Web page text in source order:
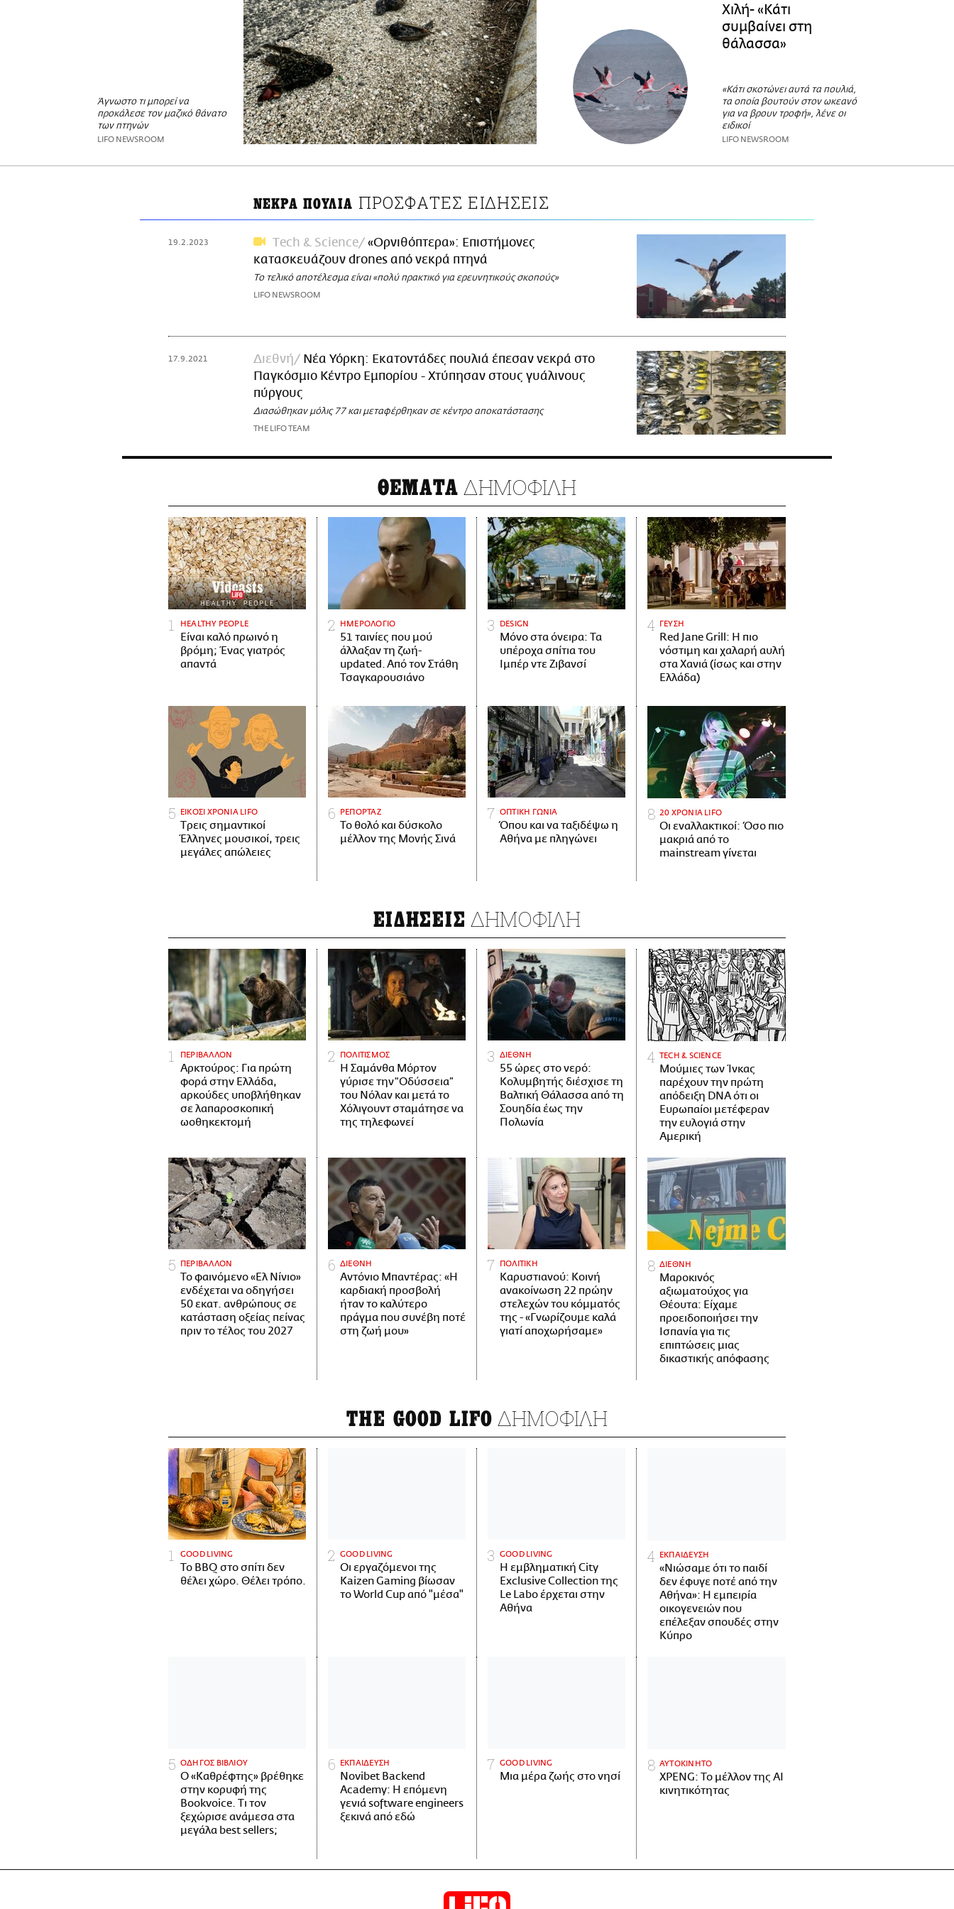
Άγνωστο τι μπορεί να
προκάλεσε τον μαζικό θάνατο
των πτηνών
LIFO NEWSROOM
Χιλή- «Κάτι
συμβαίνει στη
θάλασσα»
«Κάτι σκοτώνει αυτά τα πουλιά,
τα οποία βουτούν στον ωκεανό
για να βρουν τροφή», λένε οι
ειδικοί
LIFO NEWSROOM
ΝΕΚΡΑ ΠΟΥΛΙΑ ΠΡΟΣΦΑΤΕΣ ΕΙΔΗΣΕΙΣ
19.2.2023 Τech & Science
«Ορνιθόπτερα»: Επιστήμονες
κατασκευάζουν drones από νεκρά πτηνά
Το τελικό αποτέλεσμα είναι «πολύ πρακτικό για ερευνητικούς σκοπούς»
LIFO NEWSROOM
17.9.2021 Διεθνή
Νέα Υόρκη: Εκατοντάδες πουλιά έπεσαν νεκρά στο
Παγκόσμιο Κέντρο Εμπορίου - Χτύπησαν στους γυάλινους
πύργους
Διασώθηκαν μόλις 77 και μεταφέρθηκαν σε κέντρο αποκατάστασης
THE LIFO TEAM
ΘΕΜΑΤΑ ΔΗΜΟΦΙΛΗ
HEALTHY PEOPLE
Είναι καλό πρωινό η
βρόμη; Ένας γιατρός
απαντά
ΗΜΕΡΟΛΟΓΙΟ
51 ταινίες που μού
άλλαξαν τη ζωή-
updated. Aπό τον Στάθη
Τσαγκαρουσιάνο
DESIGN
Μόνο στα όνειρα: Τα
υπέροχα σπίτια του
Ιμπέρ ντε Ζιβανσί
ΓΕΥΣΗ
Red Jane Grill: Η πιο
νόστιμη και χαλαρή αυλή
στα Χανιά (ίσως και στην
Ελλάδα)
ΕΙΚΟΣΙ ΧΡΟΝΙΑ LIFO
Tρεις σημαντικοί
Έλληνες μουσικοί, τρεις
μεγάλες απώλειες
ΡΕΠΟΡΤΑΖ
Το θολό και δύσκολο
μέλλον της Μονής Σινά
ΟΠΤΙΚΗ ΓΩΝΙΑ
Όπου και να ταξιδέψω η
Αθήνα με πληγώνει
20 ΧΡΟΝΙΑ LIFO
Οι εναλλακτικοί: Όσο πιο
μακριά από το
mainstream γίνεται
ΕΙΔΗΣΕΙΣ ΔΗΜΟΦΙΛΗ
ΠΕΡΙΒΑΛΛΟΝ
Αρκτούρος: Για πρώτη
φορά στην Ελλάδα,
αρκούδες υποβλήθηκαν
σε λαπαροσκοπική
ωοθηκεκτομή
ΠΟΛΙΤΙΣΜΟΣ
Η Σαμάνθα Μόρτον
γύρισε την “Οδύσσεια”
του Νόλαν και μετά το
Χόλιγουντ σταμάτησε να
της τηλεφωνεί
ΔΙΕΘΝΗ
55 ώρες στο νερό:
Κολυμβητής διέσχισε τη
Βαλτική Θάλασσα από τη
Σουηδία έως την
Πολωνία
ΤECH & SCIENCE
Μούμιες των Ίνκας
παρέχουν την πρώτη
απόδειξη DNA ότι οι
Ευρωπαίοι μετέφεραν
την ευλογιά στην
Αμερική
ΠΕΡΙΒΑΛΛΟΝ
Το φαινόμενο «Ελ Νίνιο»
ενδέχεται να οδηγήσει
50 εκατ. ανθρώπους σε
κατάσταση οξείας πείνας
πριν το τέλος του 2027
ΔΙΕΘΝΗ
Αντόνιο Μπαντέρας: «Η
καρδιακή προσβολή
ήταν το καλύτερο
πράγμα που συνέβη ποτέ
στη ζωή μου»
ΠΟΛΙΤΙΚΗ
Καρυστιανού: Κοινή
ανακοίνωση 22 πρώην
στελεχών του κόμματός
της - «Γνωρίζουμε καλά
γιατί αποχωρήσαμε»
ΔΙΕΘΝΗ
Μαροκινός
αξιωματούχος για
Θέουτα: Είχαμε
προειδοποιήσει την
Ισπανία για τις
επιπτώσεις μιας
δικαστικής απόφασης
THE GOOD LIFO ΔΗΜΟΦΙΛΗ
GOOD LIVING
Το BBQ στο σπίτι δεν
θέλει χώρο. Θέλει τρόπο.
GOOD LIVING
Οι εργαζόμενοι της
Kaizen Gaming βίωσαν
το World Cup από "μέσα"
GOOD LIVING
Η εμβληματική City
Exclusive Collection της
Le Labo έρχεται στην
Αθήνα
ΕΚΠΑΙΔΕΥΣΗ
«Νιώσαμε ότι το παιδί
δεν έφυγε ποτέ από την
Αθήνα»: Η εμπειρία
οικογενειών που
επέλεξαν σπουδές στην
Κύπρο
ΟΔΗΓΟΣ ΒΙΒΛΙΟΥ
Ο «Καθρέφτης» βρέθηκε
στην κορυφή της
Bookvoice. Τι τον
ξεχώρισε ανάμεσα στα
μεγάλα best sellers;
ΕΚΠΑΙΔΕΥΣΗ
Novibet Backend
Academy: Η επόμενη
γενιά software engineers
ξεκινά από εδώ
GOOD LIVING
Μια μέρα ζωής στο νησί
ΑΥΤΟΚΙΝΗΤΟ
XPENG: Το μέλλον της AI
κινητικότητας